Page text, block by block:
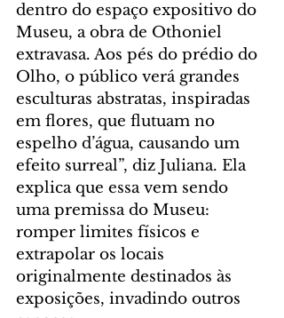
dentro do espaço expositivo do
Museu, a obra de Othoniel
extravasa. Aos pés do prédio do
Olho, o público verá grandes
esculturas abstratas, inspiradas
em flores, que flutuam no
espelho d’água, causando um
efeito surreal”, diz Juliana. Ela
explica que essa vem sendo
uma premissa do Museu:
romper limites físicos e
extrapolar os locais
originalmente destinados às
exposições, invadindo outros